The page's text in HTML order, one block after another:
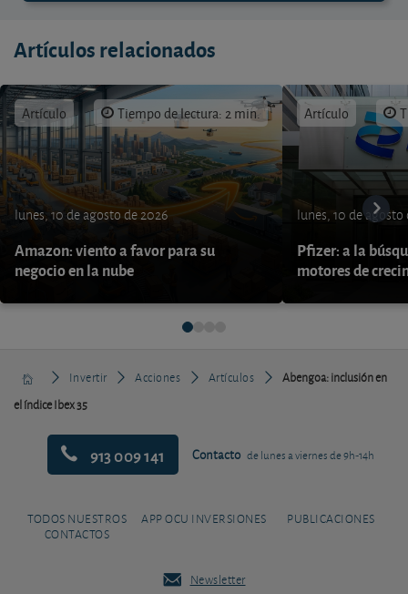
Artículos relacionados
Artículo Tiempo de lectura: 2 min.
lunes, 10 de agosto de 2026
Amazon: viento a favor para su
negocio en la nube
Artículo
lunes, 10 de agosto
Pfizer: a la
motores de
Invertir Acciones Artículos
Abengoa: inclusión en
el índice Ibex 35
913 009 141 Contacto de lunes a viernes de 9h-14h
TODOS NUESTROS
CONTACTOS
APP OCU INVERSIONES PUBLICACIONES
Newsletter